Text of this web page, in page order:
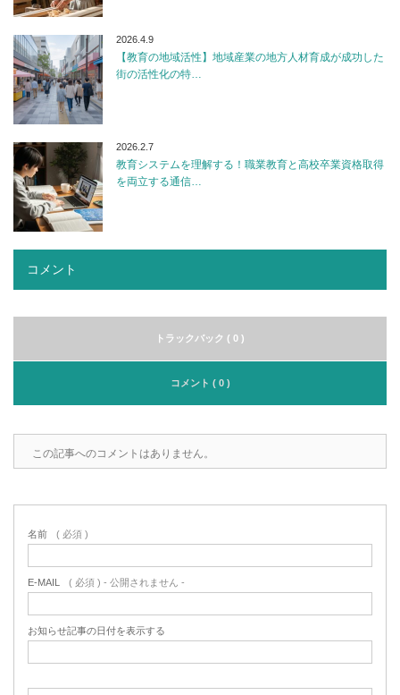
2026.4.9
【教育の地域活性】地域産業の地方人材育成が成功した
街の活性化の特…
2026.2.7
教育システムを理解する！職業教育と高校卒業資格取得
を両立する通信…
コメント
トラックバック ( 0 )
コメント ( 0 )
この記事へのコメントはありません。
名前 ( 必須 )
E-MAIL ( 必須 ) - 公開されません -
お知らせ記事の日付を表示する